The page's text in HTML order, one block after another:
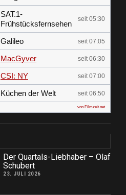
SAT.1-
Frühstücksfernsehen
seit 05:30
Galileo seit 07:05
MacGyver seit 06:30
CSI: NY seit 07:00
Küchen der Welt seit 06:50
von Filmzeit.net
Der Quartals-Liebhaber – Olaf
Schubert
23. JULI 2026